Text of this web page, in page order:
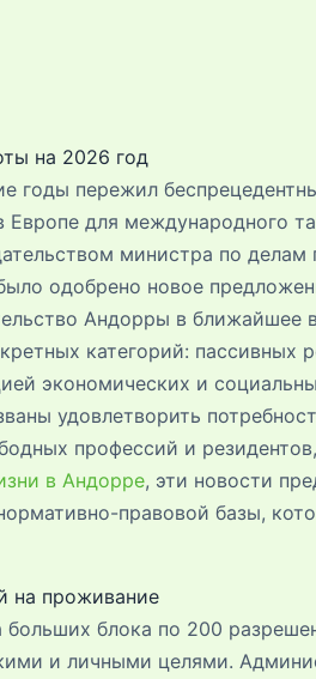
на 2026 год
годы пережил
для международного
министра по делам
одобрено новое
Андорры в ближайшее
категорий: пассивных
экономических и
удовлетворить
профессий и
в Андорре, эти новости
правовой базы,
на проживание
блока по 200
и личными целями.